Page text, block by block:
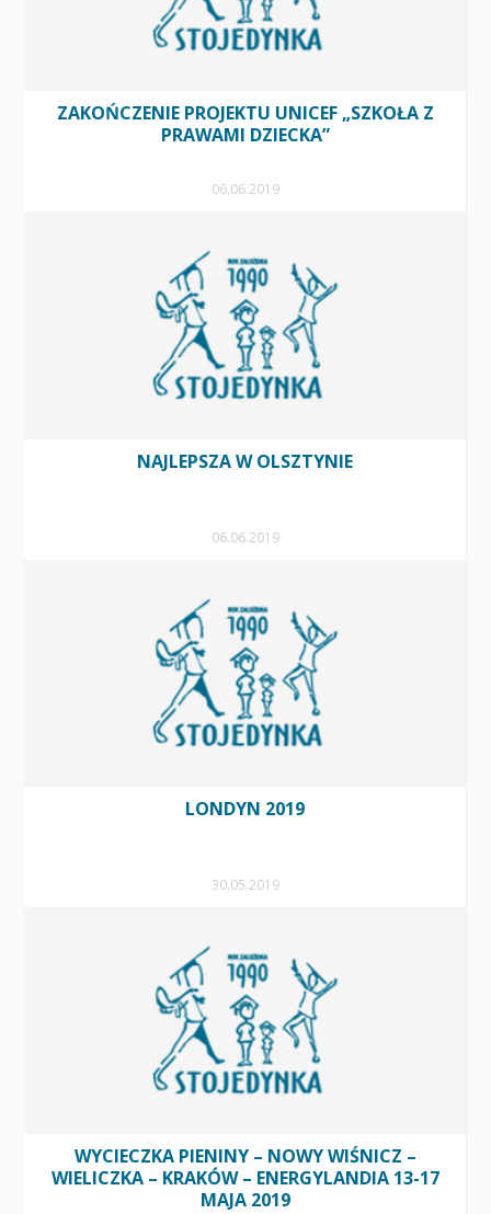
ZAKOŃCZENIE PROJEKTU UNICEF „SZKOŁA Z
PRAWAMI DZIECKA”
06.06.2019
NAJLEPSZA W OLSZTYNIE
06.06.2019
LONDYN 2019
30.05.2019
WYCIECZKA PIENINY – NOWY WIŚNICZ –
WIELICZKA – KRAKÓW – ENERGYLANDIA 13-17
MAJA 2019